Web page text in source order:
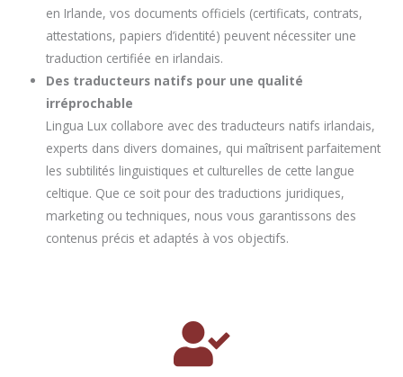
en Irlande, vos documents officiels (certificats, contrats,
attestations, papiers d’identité) peuvent nécessiter une
traduction certifiée en irlandais.
Des traducteurs natifs pour une qualité
irréprochable
Lingua Lux collabore avec des traducteurs natifs irlandais,
experts dans divers domaines, qui maîtrisent parfaitement
les subtilités linguistiques et culturelles de cette langue
celtique. Que ce soit pour des traductions juridiques,
marketing ou techniques, nous vous garantissons des
contenus précis et adaptés à vos objectifs.